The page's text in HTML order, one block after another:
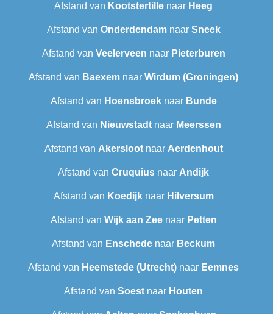
Afstand van Kootstertille naar Heeg
Afstand van Onderdendamnaar Sneek‎
Afstand van Veelerveen naar Pieterburen
Afstand van Baexem naar Wirdum (Groningen)
Afstand van Hoensbroeknaar Bunde
Afstand van Nieuwstadtnaar Meerssen
Afstand van Akerslootnaar Aerdenhout
Afstand van Cruquius naar Andijk
Afstand van Koedijknaar Hilversum
Afstand van Wijk aan Zeenaar Petten
Afstand van Enschede naar Beckum
Afstand van Heemstede (Utrecht) naar Eemnes
Afstand van Soest naar Houten